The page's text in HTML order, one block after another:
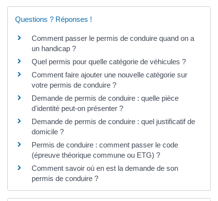
Questions ? Réponses !
Comment passer le permis de conduire quand on a
un handicap ?
Quel permis pour quelle catégorie de véhicules ?
Comment faire ajouter une nouvelle catégorie sur
votre permis de conduire ?
Demande de permis de conduire : quelle pièce
d'identité peut-on présenter ?
Demande de permis de conduire : quel justificatif de
domicile ?
Permis de conduire : comment passer le code
(épreuve théorique commune ou ETG) ?
Comment savoir où en est la demande de son
permis de conduire ?